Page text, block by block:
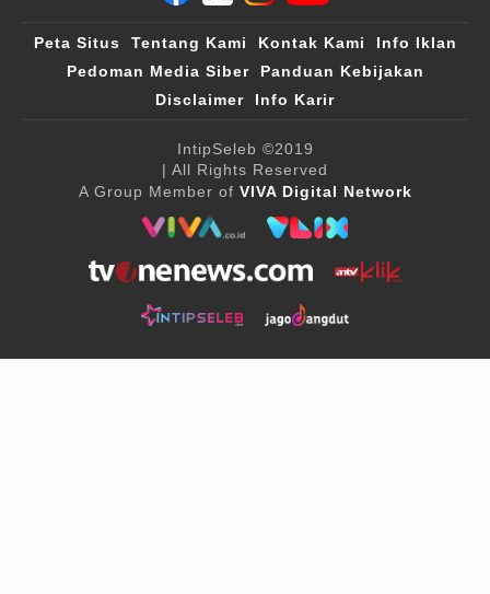
Peta Situs Tentang Kami Kontak Kami
Info Iklan
Pedoman Media Siber
Panduan Kebijakan
Disclaimer
Info Karir
IntipSeleb ©2019
| All Rights Reserved
A Group Member of VIVA Digital Network